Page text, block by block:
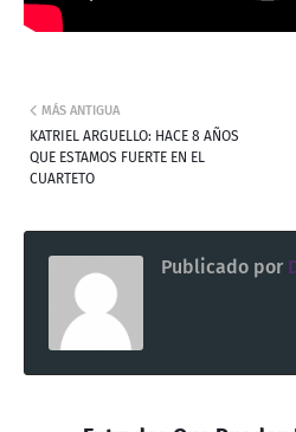
MÁS ANTIGUA
KATRIEL ARGUELLO: HACE 8 AÑOS
QUE ESTAMOS FUERTE EN EL
CUARTETO
Publicado por